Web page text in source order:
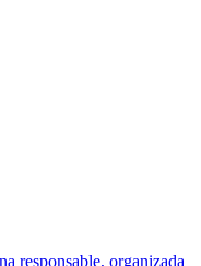
responsable, organizada